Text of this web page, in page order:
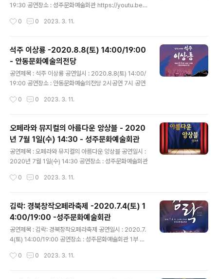
19:30 공연장소 : 성주문화예술회관 https://youtu.be/c
0 0 2023. 3. 11.
석주 이상룡 -2020.8.8(토) 14:00/19:00
- 안동문화예술의전당
공연제목 : 석주 이상룡 공연일시 : 2020.8.8(토) 14:00/
19:00 공연장소 : 안동문화예술의전당 2시공연 7시 공연
0 0 2023. 3. 11.
오페라와 뮤지컬의 아름다운 앙상블 - 2020
년 7월 1일(수) 14:30 - 성주문화예술회관
공연제목 : 오페라와 뮤지컬의 아름다운 앙상블 공연일시 :
2020년 7월 1일(수) 14:30 공연장소 : 성주문화예술회관
0 0 2023. 3. 11.
김락: 경북창작오페라축제 -2020.7.4(토) 1
4:00/19:00 -성주문화예술회관
공연제목 : 김락: 경북창작오페라축제 공연일시 : 2020.7.
4(토) 14:00/19:00 공연장소 : 성주문화예술회관 1부 2
0 0 2023. 3. 11.